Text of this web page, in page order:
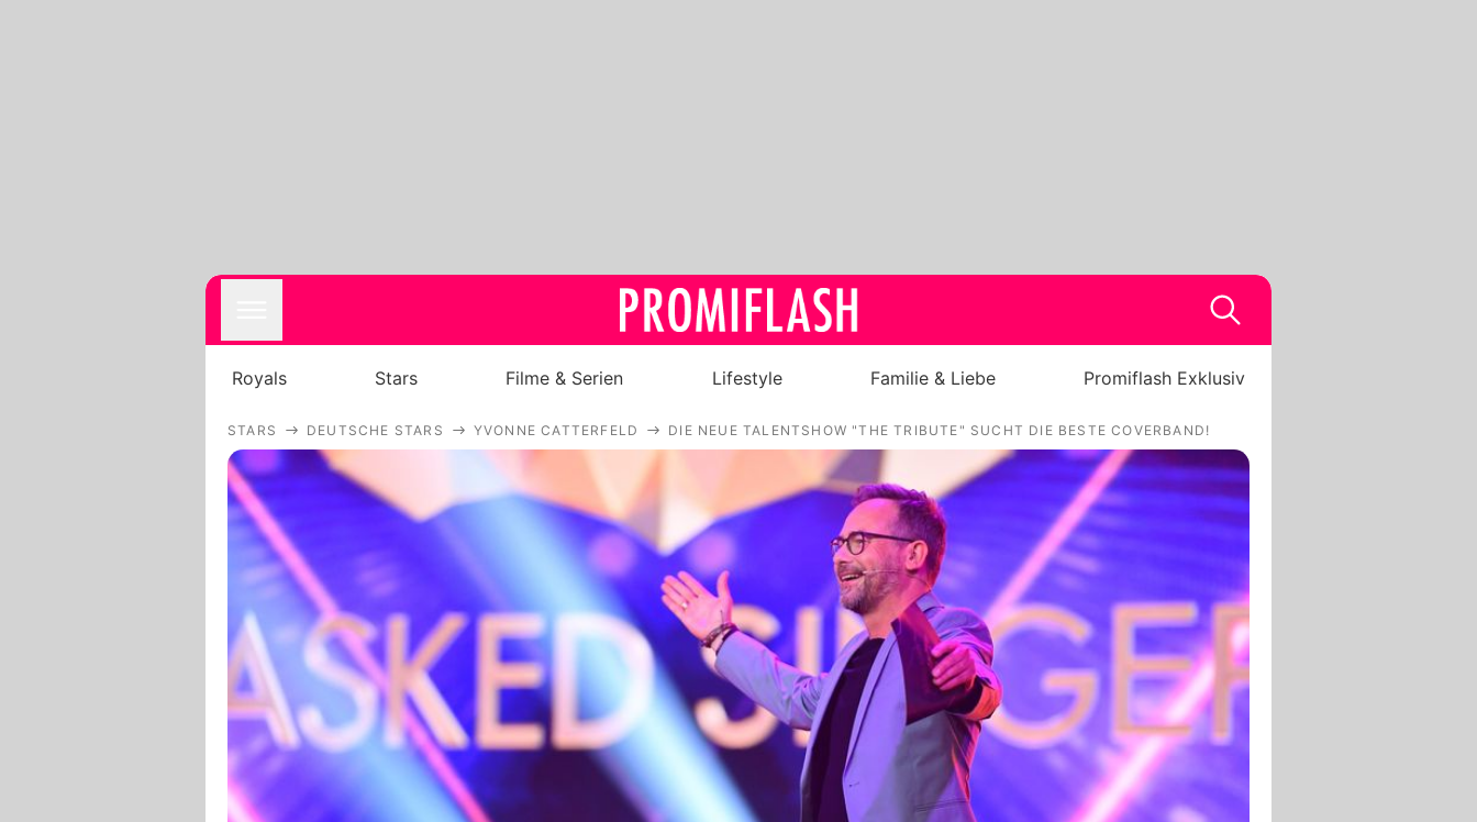
Royals
Filme & Serien
Lifestyle
Familie & Liebe
Promiflash Exklusiv
Alle Themen auf Promiflash
Jobs
Royals Stars Filme & Serien Lifestyle Familie & Liebe Promiflash Exklusiv
STARS DEUTSCHE STARS YVONNE CATTERFELD DIE NEUE TALENTSHOW "THE TRIBUTE" SUCHT DIE BESTE COVERBAND!